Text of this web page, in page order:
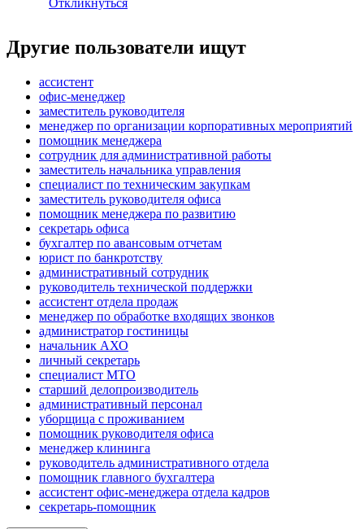
Откликнуться
Другие пользователи ищут
ассистент
офис-менеджер
заместитель руководителя
менеджер по организации корпоративных мероприятий
помощник менеджера
сотрудник для административной работы
заместитель начальника управления
специалист по техническим закупкам
заместитель руководителя офиса
помощник менеджера по развитию
секретарь офиса
бухгалтер по авансовым отчетам
юрист по банкротству
административный сотрудник
руководитель технической поддержки
ассистент отдела продаж
менеджер по обработке входящих звонков
администратор гостиницы
начальник АХО
личный секретарь
специалист МТО
старший делопроизводитель
административный персонал
уборщица с проживанием
помощник руководителя офиса
менеджер клининга
руководитель административного отдела
помощник главного бухгалтера
ассистент офис-менеджера отдела кадров
секретарь-помощник